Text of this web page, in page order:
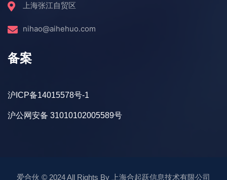
上海张江自贸区
nihao@aihehuo.com
备案
沪ICP备14015578号-1
沪公网安备 31010102005589号
爱合伙 © 2024 All Rights By 上海合起跃信息技术有限公司